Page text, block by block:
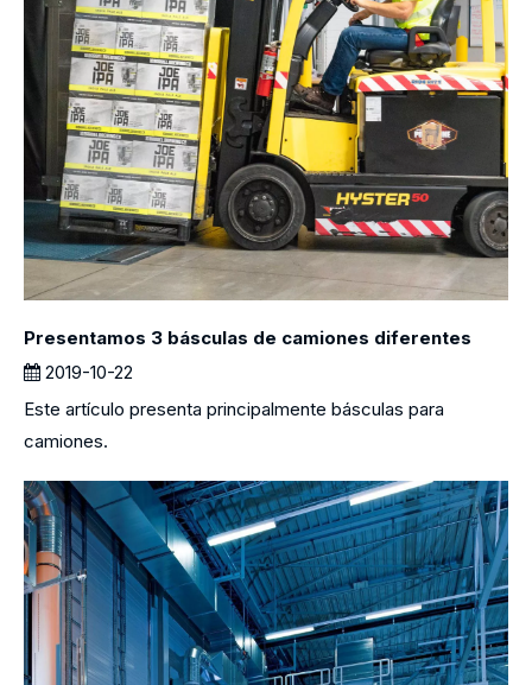
Presentamos 3 básculas de camiones diferentes
2019-10-22
Este artículo presenta principalmente básculas para
camiones.